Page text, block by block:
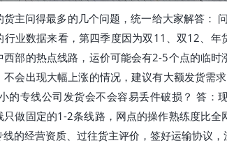
主问得最多的几个问题，统一给大家解答：
行业数据来看，第四季度因为双11、双12、
西部的热点线路，运价可能会有2-5个点的临
不会出现大幅上涨的情况，建议有大额发货需
的专线公司发货会不会容易丢件破损？ 答：
做固定的1-2条线路，网点的操作熟练度比全
线的经营资质、过往货主评价，签好运输协议